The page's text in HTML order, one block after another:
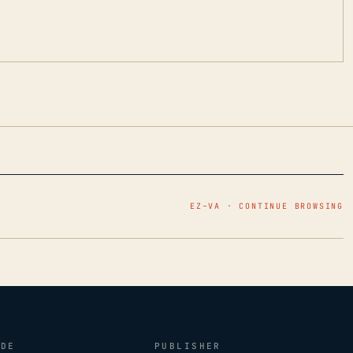
EZ–VA · CONTINUE BROWSING
PUBLISHER